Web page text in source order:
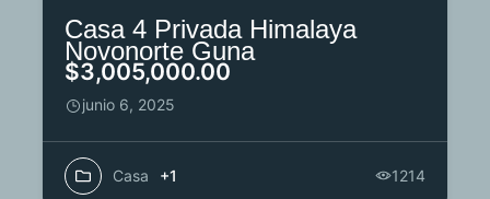
Casa 4 Privada Himalaya
Novonorte Guna
$3,005,000.00
junio 6, 2025
Casa +1 1214